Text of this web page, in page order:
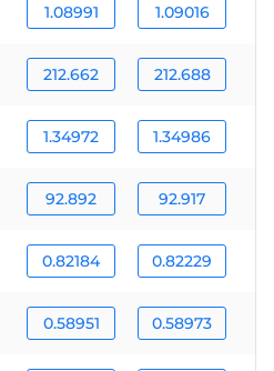
1.08991 1.09016
212.662 212.688
1.34972 1.34986
92.892 92.917
0.82184 0.82229
0.58951 0.58973